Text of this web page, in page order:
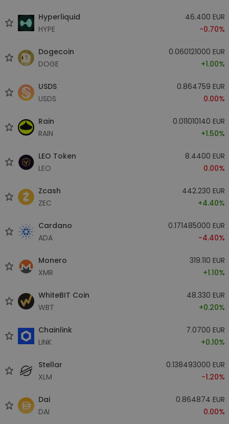
Hyperliquid
HYPE
46.400 EUR
-0.70%
Dogecoin
DOGE
0.060121000 EUR
+1.00%
USDS
USDS
0.864759 EUR
0.00%
Rain
RAIN
0.011010140 EUR
+1.50%
LEO Token
LEO
8.4400 EUR
0.00%
Zcash
ZEC
442.230 EUR
+4.40%
Cardano
ADA
0.171485000 EUR
-4.40%
Monero
XMR
319.110 EUR
+1.10%
WhiteBIT Coin
WBT
48.330 EUR
+0.20%
Chainlink
LINK
7.0700 EUR
+0.10%
Stellar
XLM
0.138493000 EUR
-1.20%
Dai
DAI
0.864874 EUR
0.00%